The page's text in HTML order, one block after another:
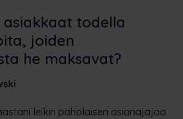
todella
joiden
he maksavat?
leikin paholaisen asianajajaa